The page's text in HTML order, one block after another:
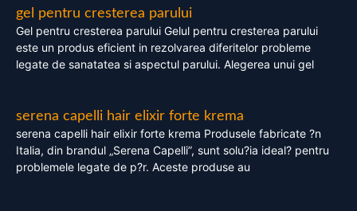
gel pentru cresterea parului
Gel pentru cresterea parului Gelul pentru cresterea parului
este un produs eficient in rezolvarea diferitelor probleme
legate de sanatatea si aspectul parului. Alegerea unui gel
serena capelli hair elixir forte krema
serena capelli hair elixir forte krema Produsele fabricate ?n
Italia, din brandul „Serena Capelli”, sunt solu?ia ideal? pentru
problemele legate de p?r. Aceste produse au